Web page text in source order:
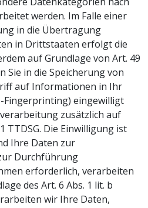
werden. Im Falle einer
in die Übertragung
in Drittstaaten erfolgt die
auf Grundlage von Art. 49
Sie in die Speicherung von
auf Informationen in Ihr
Fingerprinting) eingewilligt
zusätzlich auf
TTDSG. Die Einwilligung ist
Ihre Daten zur
Durchführung
erforderlich, verarbeiten
des Art. 6 Abs. 1 lit. b
wir Ihre Daten,